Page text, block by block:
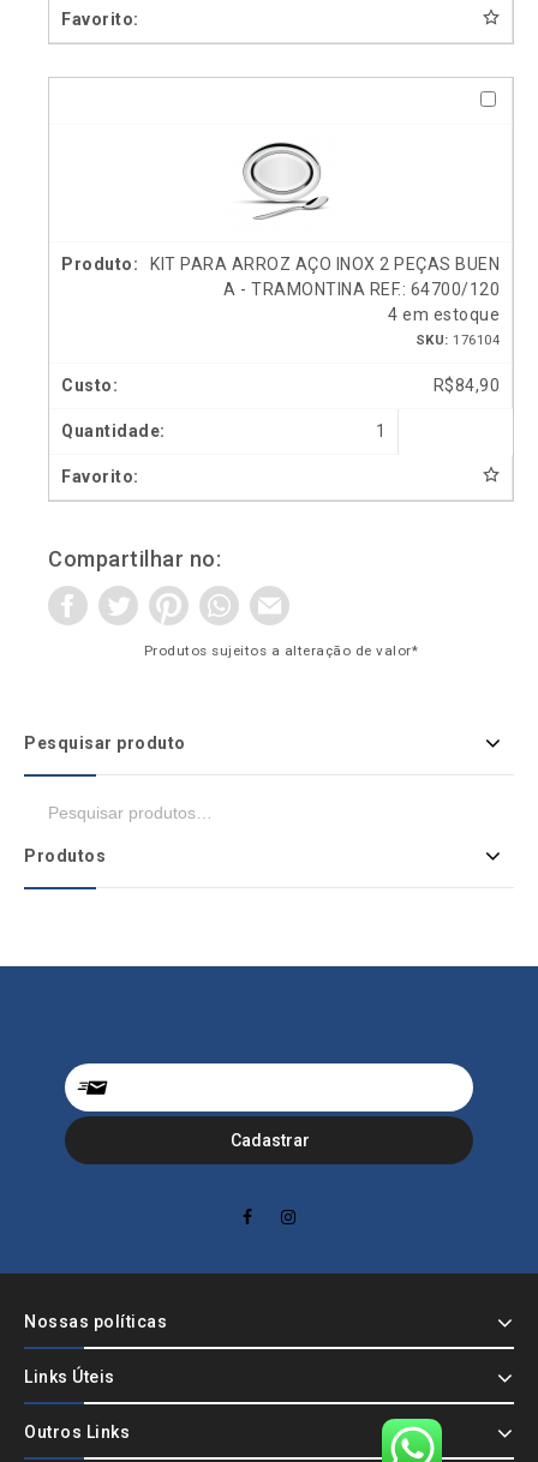
KIT PARA ARROZ AÇO INOX 2 PEÇAS BUEN
A - TRAMONTINA REF.: 64700/120
4 em estoque
SKU: 176104
R$84,90
1
Compartilhar no:
Produtos sujeitos a alteração de valor*
Pesquisar produto
Produtos
Nossas políticas
Links Úteis
Outros Links